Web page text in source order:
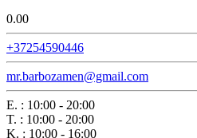
0.00
+37254590446
mr.barbozamen@gmail.com
E. : 10:00 - 20:00
T. : 10:00 - 20:00
K. : 10:00 - 16:00